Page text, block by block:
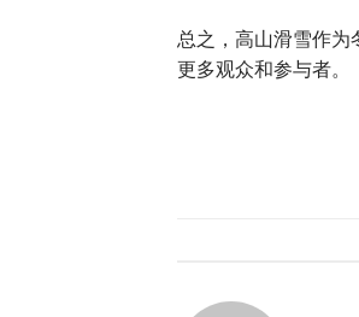
总之，高山滑雪作为
更多观众和参与者。